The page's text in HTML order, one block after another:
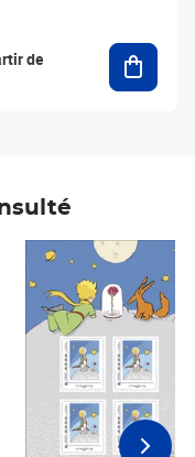
de
Prix 7,50€